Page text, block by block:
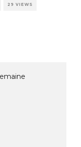
29 VIEWS